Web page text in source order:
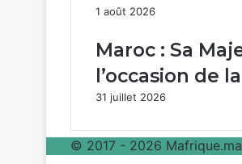
1 août 2026
Maroc : Sa
l’occasion de
31 juillet 2026
© 2017 - 2026